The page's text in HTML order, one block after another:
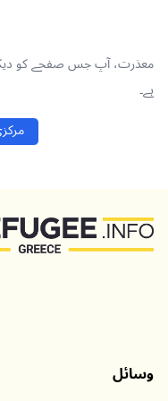
معذرت، آپ جس صفحے کو
ہے۔
وسائل